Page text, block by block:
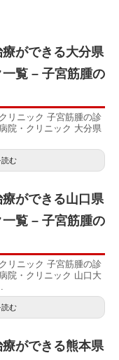
ができる大分県
覧 – 子宮筋腫の
リニック 子宮筋腫の診
院・クリニック 大分県
む
ができる山口県
覧 – 子宮筋腫の
リニック 子宮筋腫の診
院・クリニック 山口大
む
ができる熊本県